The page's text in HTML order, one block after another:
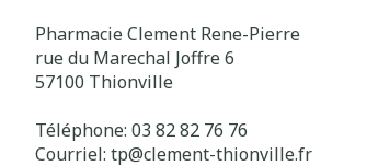
Pharmacie Clement Rene-Pierre
rue du Marechal Joffre 6
57100 Thionville
Téléphone: 03 82 82 76 76
Courriel: tp@clement-thionville.fr